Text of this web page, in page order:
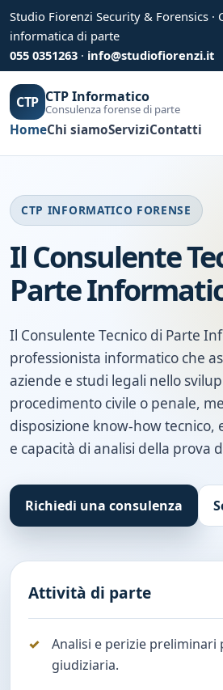
Studio Fiorenzi Security & Forensics ·
informatica di parte
055 0351263 · info@studiofiorenzi.it
CTP CTP Informatico
Consulenza forense di parte
HomeChi siamoServiziContatti
CTP INFORMATICO FORENSE
Il Consulente
Parte
Il Consulente Tecnico di Parte
professionista informatico che
aziende e studi legali nello
procedimento civile o penale,
disposizione know-how tecnico,
e capacità di analisi della prova
Richiedi una consulenza
Attività di parte
Analisi e perizie preliminari
giudiziaria.